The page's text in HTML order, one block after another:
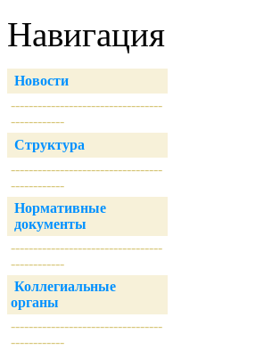
Навигация
Новости
----------------------------------
------------
Структура
----------------------------------
------------
Нормативные
документы
----------------------------------
------------
Коллегиальные
органы
----------------------------------
------------